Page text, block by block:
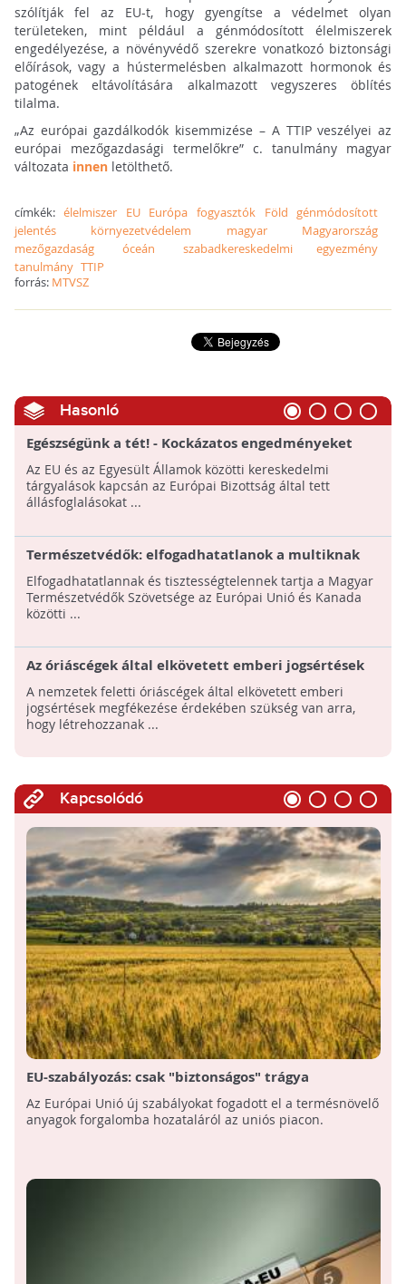
szólítják fel az EU-t, hogy gyengítse a védelmet olyan
területeken, mint például a génmódosított élelmiszerek
engedélyezése, a növényvédő szerekre vonatkozó biztonsági
előírások, vagy a hústermelésben alkalmazott hormonok és
patogének eltávolítására alkalmazott vegyszeres öblítés
tilalma.
„Az európai gazdálkodók kisemmizése – A TTIP veszélyei az
európai mezőgazdasági termelőkre” c. tanulmány magyar
változata innenletölthető.
címkék:élelmiszer EU Európa fogyasztók Föld génmódosított
jelentés
környezetvédelem magyar
Magyarország
mezőgazdaság
óceán
szabadkereskedelmi egyezmény
tanulmány TTIP
forrás: MTVSZ
Hasonló
Egészségünk a tét! - Kockázatos engedményeket
készül adni az EU bizottsága az USA-nak a
szabadkereskedelmi tárgyalásokon
Az EU és az Egyesült Államok közötti kereskedelmi
tárgyalások kapcsán az Európai Bizottság által tett
állásfoglalásokat ...
Természetvédők: elfogadhatatlanok a multiknak
adott előjogok
Elfogadhatatlannak és tisztességtelennek tartja a Magyar
Természetvédők Szövetsége az Európai Unió és Kanada
közötti ...
Az óriáscégek által elkövetett emberi jogsértések
megfékezése érdekében nemzetközi egyezményt
kell létrehozni
A nemzetek feletti óriáscégek által elkövetett emberi
jogsértések megfékezése érdekében szükség van arra,
hogy létrehozzanak ...
Kapcsolódó
EU-szabályozás: csak "biztonságos" trágya
forgalmazható
Az Európai Unió új szabályokat fogadott el a termésnövelő
anyagok forgalomba hozataláról az uniós piacon.